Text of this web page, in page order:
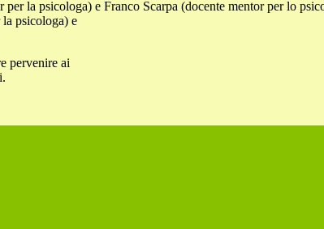
la psicologa) e Franco Scarpa (docente mentor per lo
psicologa) e
pervenire ai